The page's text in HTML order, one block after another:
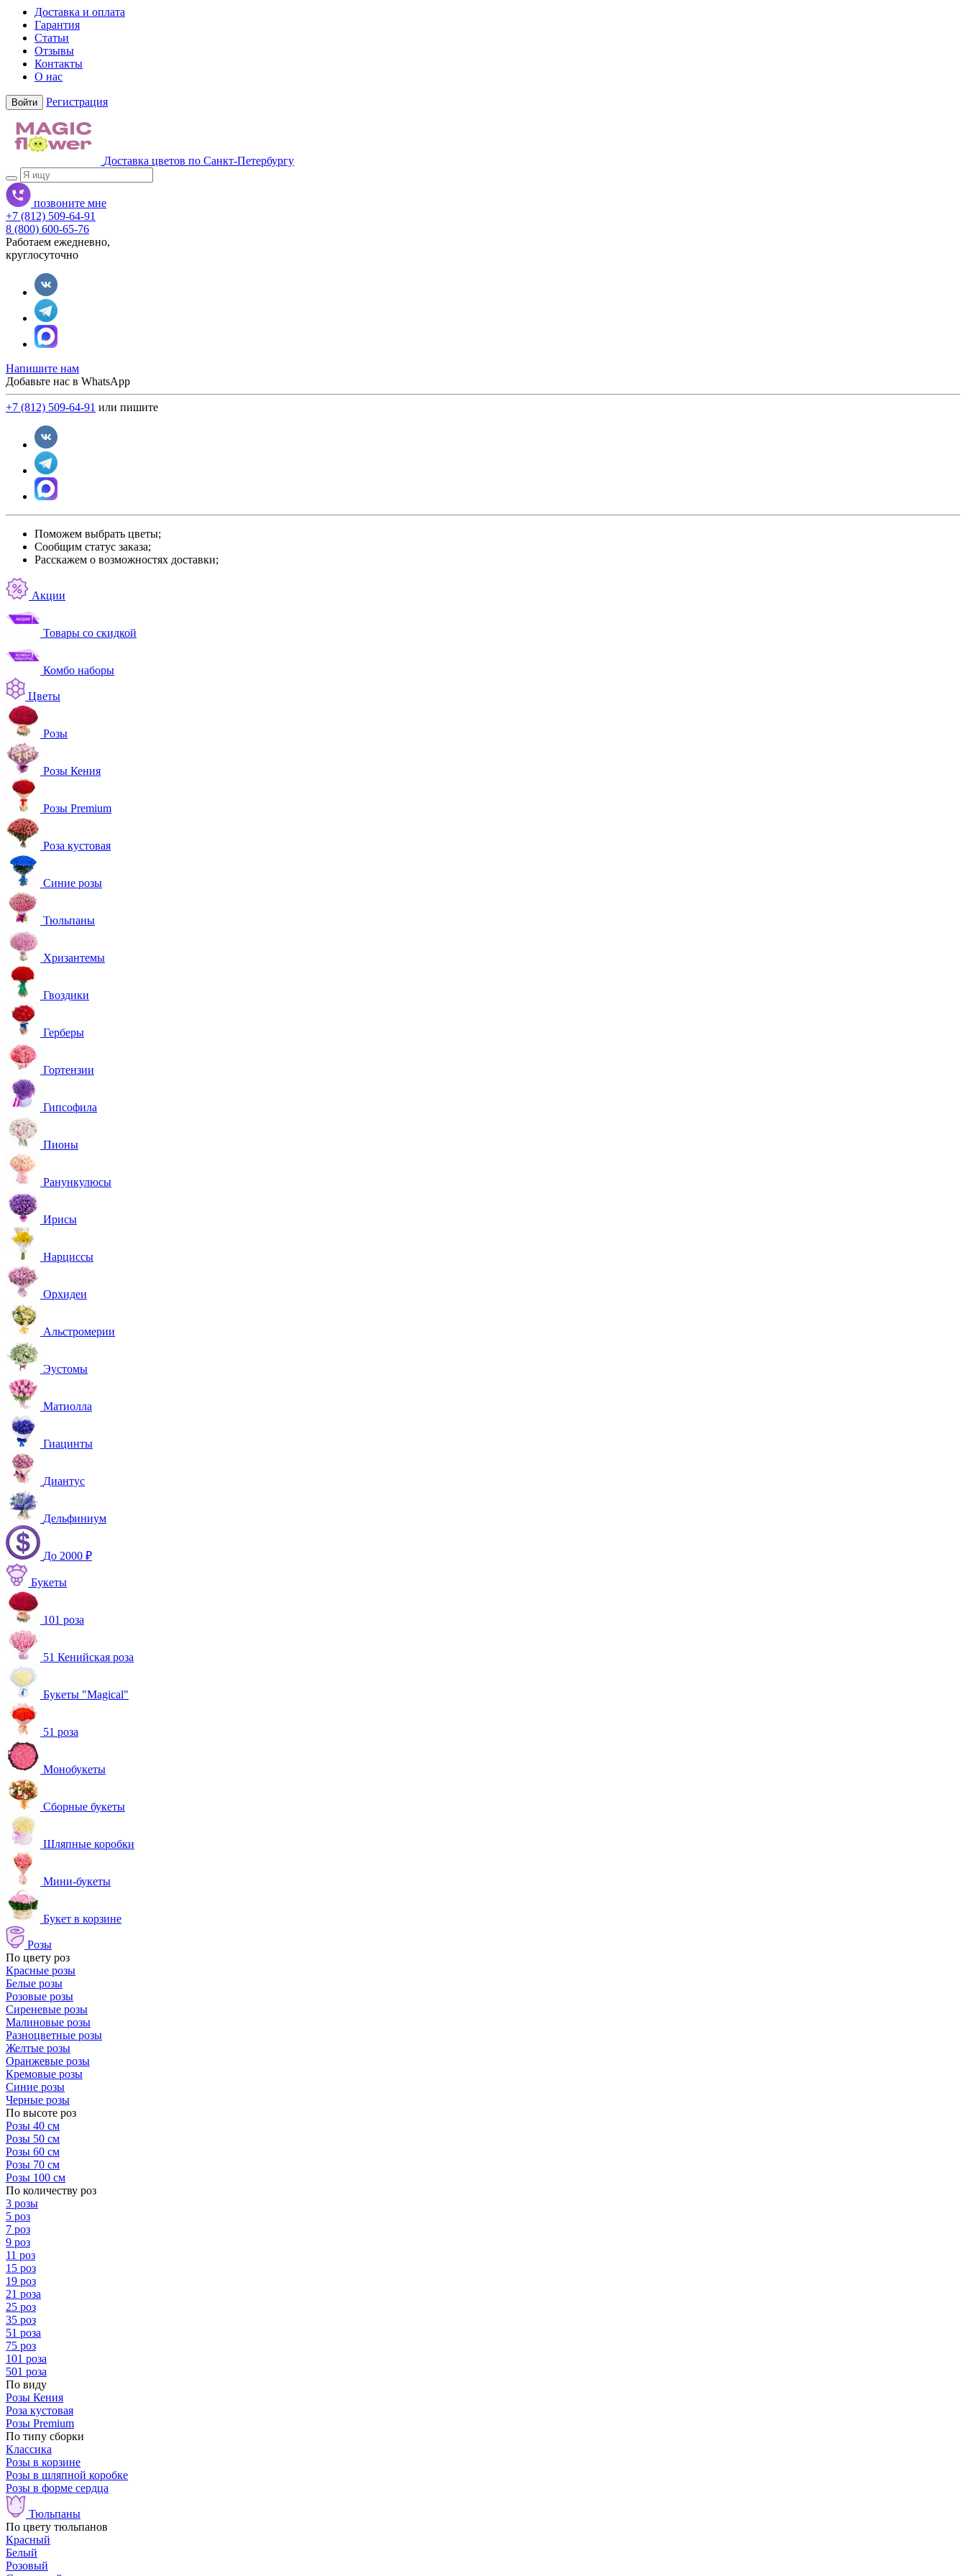
Доставка и оплата
Гарантия
Статьи
Отзывы
Контакты
О нас
Войти Регистрация
Доставка цветов по Санкт-Петербургу
позвоните мне
+7 (812) 509-64-91
8 (800) 600-65-76
Работаем ежедневно,
круглосуточно
Напишите нам
Добавьте нас в WhatsApp
+7 (812) 509-64-91 или пишите
Поможем выбрать цветы;
Сообщим статус заказа;
Расскажем о возможностях доставки;
Акции
Товары со скидкой
Комбо наборы
Цветы
Розы
Розы Кения
Розы Premium
Роза кустовая
Синие розы
Тюльпаны
Хризантемы
Гвоздики
Герберы
Гортензии
Гипсофила
Пионы
Ранункулюсы
Ирисы
Нарциссы
Орхидеи
Альстромерии
Эустомы
Матиолла
Гиацинты
Диантус
Дельфиниум
До 2000 ₽
Букеты
101 роза
51 Кенийская роза
Букеты "Magical"
51 роза
Монобукеты
Сборные букеты
Шляпные коробки
Мини-букеты
Букет в корзине
Розы
По цвету роз
Красные розы
Белые розы
Розовые розы
Сиреневые розы
Малиновые розы
Разноцветные розы
Желтые розы
Оранжевые розы
Кремовые розы
Синие розы
Черные розы
По высоте роз
Розы 40 см
Розы 50 см
Розы 60 см
Розы 70 см
Розы 100 см
По количеству роз
3 розы
5 роз
7 роз
9 роз
11 роз
15 роз
19 роз
21 роза
25 роз
35 роз
51 роза
75 роз
101 роза
501 роза
По виду
Розы Кения
Роза кустовая
Розы Premium
По типу сборки
Классика
Розы в корзине
Розы в шляпной коробке
Розы в форме сердца
Тюльпаны
По цвету тюльпанов
Красный
Белый
Розовый